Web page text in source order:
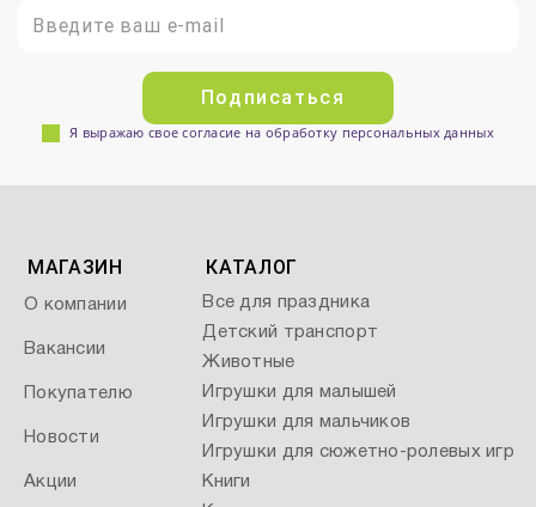
Подписаться
Я выражаю свое согласие на обработку персональных данных
МАГАЗИН
О компании
Вакансии
Покупателю
Новости
Акции
КАТАЛОГ
Все для праздника
Детский транспорт
Животные
Игрушки для малышей
Игрушки для мальчиков
Игрушки для сюжетно-ролевых игр
Книги